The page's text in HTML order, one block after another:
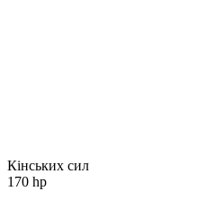
Кінських сил
170 hp